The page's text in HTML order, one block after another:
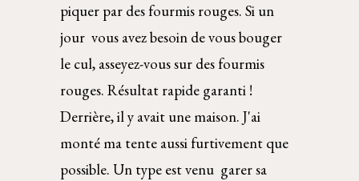
piquer par des fourmis rouges. Si un
jour  vous avez besoin de vous bouger
le cul, asseyez-vous sur des fourmis
rouges. Résultat rapide garanti !
Derrière, il y avait une maison. J'ai
monté ma tente aussi furtivement que
possible. Un type est venu  garer sa